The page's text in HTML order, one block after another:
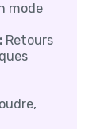
mode
Retours